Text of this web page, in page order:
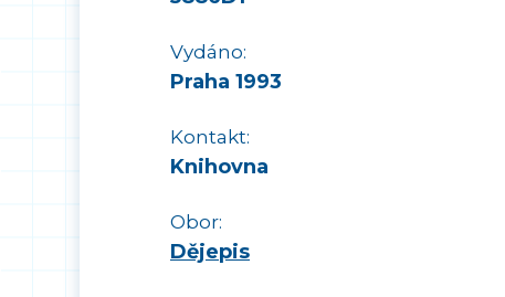
Vydáno:
Praha 1993
Kontakt:
Knihovna
Obor:
Dějepis